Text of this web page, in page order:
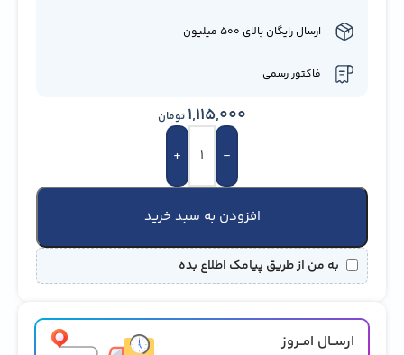
ارسال رایگان بالای 500 میلیون
فاکتور رسمی
1,115,000 تومان
-
+
افزودن به سبد خرید
به من از طریق پیامک اطلاع بده
ارســال امــروز